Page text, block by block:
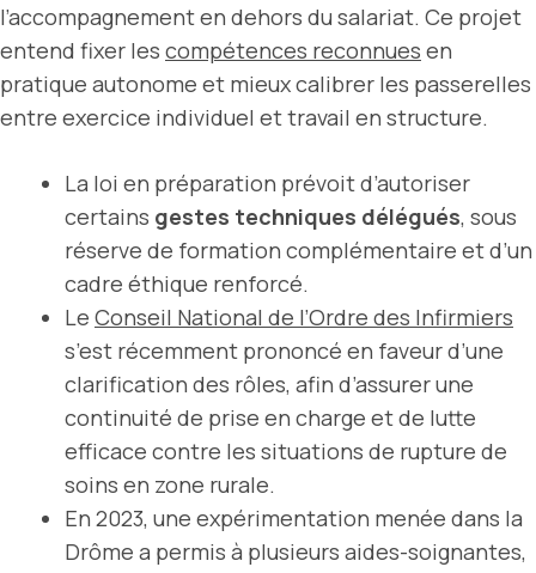
l’accompagnement en dehors du salariat. Ce projet
entend fixer les compétences reconnues en
pratique autonome et mieux calibrer les passerelles
entre exercice individuel et travail en structure.
La loi en préparation prévoit d’autoriser
certains gestes techniques délégués, sous
réserve de formation complémentaire et d’un
cadre éthique renforcé.
Le Conseil National de l’Ordre des Infirmiers
s’est récemment prononcé en faveur d’une
clarification des rôles, afin d’assurer une
continuité de prise en charge et de lutte
efficace contre les situations de rupture de
soins en zone rurale.
En 2023, une expérimentation menée dans la
Drôme a permis à plusieurs aides-soignantes,